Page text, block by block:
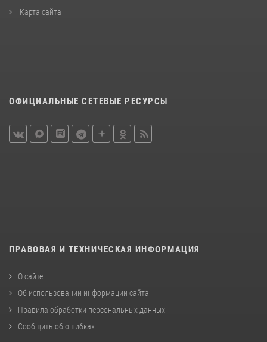
Карта сайта
ОФИЦИАЛЬНЫЕ СЕТЕВЫЕ РЕСУРСЫ
ПРАВОВАЯ И ТЕХНИЧЕСКАЯ ИНФОРМАЦИЯ
О сайте
Об использовании информации сайта
Правила обработки персональных данных
Сообщить об ошибках